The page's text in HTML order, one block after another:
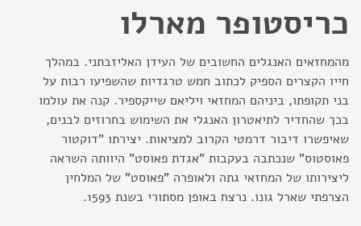
כריסטופר מארלו
מהמחזאים האנגלים החשובים של העידן האליזבתני. במהלך
חייו הקצרים הספיק לכתוב חמש טרגדיות שהשפיעו רבות על
בני תקופתו, ביניהם המחזאי ויליאם שייקספיר. קנה את עולמו
בכך שהחדיר לתיאטרון האנגלי את השימוש בחרוזים לבנים,
שאיפשרו דיבור דרמטי הקרוב למציאות. יצירתו "דוקטור
פאוסטוס" שנכתבה בעקבות "אגדת פאוסט" היוותה השראה
ליצירותו של המחזאי גתה ולאופרה "פאוסט" של המלחין
הצרפתי שארל גונו. נרצח באופן מסתורי בשנת 1593.